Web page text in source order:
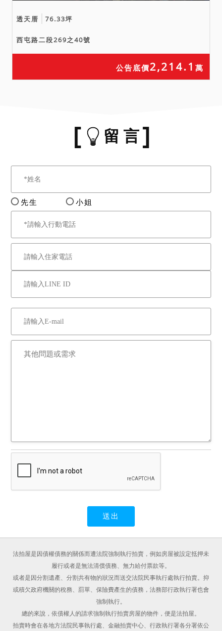
透天厝 76.33坪
西屯路二段269之40號
公告底價2,214.1 萬
留 言
先生 小姐
法拍屋是因債權債務的關係而遭法院強制執行拍賣，例如房屋被設定抵押未
履行或者是無法清償債務、無力給付票款等。
或者是因分割遺產、分割共有物的狀況而送交法院民事執行處執行拍賣。抑
或積欠政府機關的稅務、罰單、保險費產生的債務，法務部行政執行署也會
強制執行。
總的來說，依債權人的請求強制執行拍賣房屋的物件，便是法拍屋。
拍賣時會在各地方法院民事執行處、金融拍賣中心、行政執行署各分署依公